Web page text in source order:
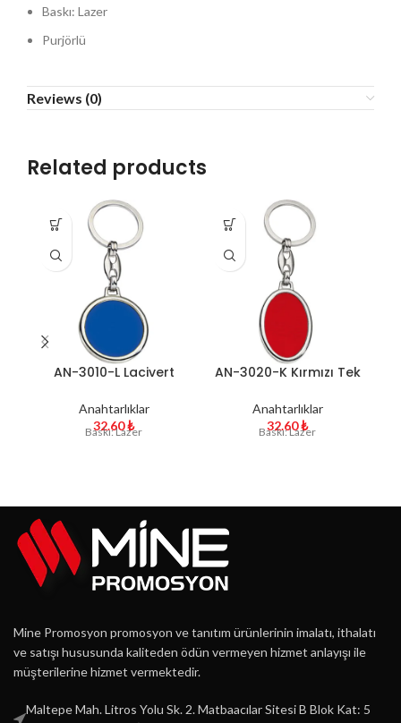
Baskı: Lazer
Purjörlü
Reviews (0)
Related products
AN-3010-L Lacivert
Anahtarlıklar
32.60₺
Baskı: Lazer
AN-3020-K Kırmızı Tek
Anahtarlıklar
32.60₺
Baskı: Lazer
Mine Promosyon promosyon ve tanıtım ürünlerinin imalatı, ithalatı
ve satışı hususunda kaliteden ödün vermeyen hizmet anlayışı ile
müşterilerine hizmet vermektedir.
Maltepe Mah. Litros Yolu Sk. 2. Matbaacılar Sitesi B Blok Kat: 5